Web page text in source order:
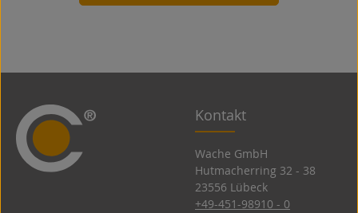
Kontakt
Wache GmbH
Hutmacherring 32 ­- 38
23556 Lübeck
+49-451-98910 - 0